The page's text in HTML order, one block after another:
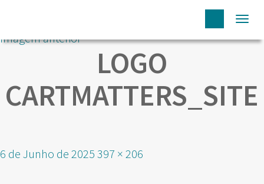
Imagem anterior
LOGO
CARTMATTERS_SITE
Publicado
6 de Junho de 2025 Tamanho
397 × 206